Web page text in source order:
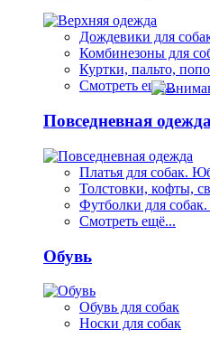
Дождевики для
Комбинезоны для
Куртки, пальто,
Смотреть ещё...
Повседневная одежда
Платья для собак.
Толстовки, кофты,
Футболки для
Смотреть ещё...
Обувь
Обувь для собак
Носки для собак